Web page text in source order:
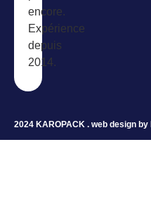
encore.
Expérience
depuis
2014.
2024 KAROPACK . web design by